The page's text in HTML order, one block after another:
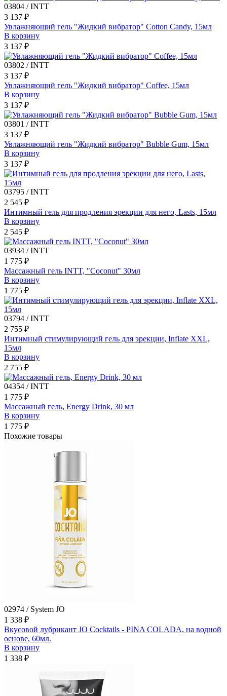
03804 / INTT
3 137 ₽
Увлажняющий гель "Жидкий вибратор" Cotton Candy, 15мл
В корзину
3 137 ₽
03802 / INTT
3 137 ₽
Увлажняющий гель "Жидкий вибратор" Coffee, 15мл
В корзину
3 137 ₽
03801 / INTT
3 137 ₽
Увлажняющий гель "Жидкий вибратор" Bubble Gum, 15мл
В корзину
3 137 ₽
03795 / INTT
2 545 ₽
Интимный гель для продления эрекции для него, Lasts, 15мл
В корзину
2 545 ₽
03934 / INTT
1 775 ₽
Массажный гель INTT, "Coconut" 30мл
В корзину
1 775 ₽
03794 / INTT
2 755 ₽
Интимный стимулирующий гель для эрекции, Inflate XXL,
15мл
В корзину
2 755 ₽
04354 / INTT
1 775 ₽
Массажный гель, Energy Drink, 30 мл
В корзину
1 775 ₽
Похожие товары
02974 / System JO
1 338 ₽
Вкусовой лубрикант JO Cocktails - PINA COLADA, на водной
основе, 60мл.
В корзину
1 338 ₽